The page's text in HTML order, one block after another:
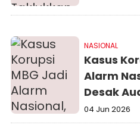
NASIONAL
Kasus
Alarm
Desak
04 Jun 2026